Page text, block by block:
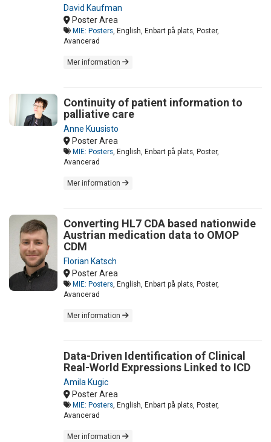
David Kaufman
Poster Area
MIE: Posters , English, Enbart på plats, Poster,
Avancerad
Mer information
Continuity of patient information to
palliative care
Anne Kuusisto
Poster Area
MIE: Posters , English, Enbart på plats, Poster,
Avancerad
Mer information
Converting HL7 CDA based nationwide
Austrian medication data to OMOP
CDM
Florian Katsch
Poster Area
MIE: Posters , English, Enbart på plats, Poster,
Avancerad
Mer information
Data-Driven Identification of Clinical
Real-World Expressions Linked to ICD
Amila Kugic
Poster Area
MIE: Posters , English, Enbart på plats, Poster,
Avancerad
Mer information